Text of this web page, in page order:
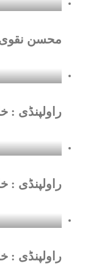
محسن نقوی
راولپنڈی :
راولپنڈی :
راولپنڈی :